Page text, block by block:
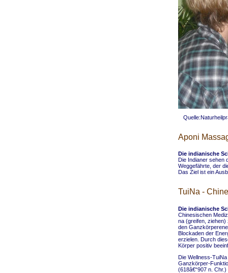
Aponi
Die indianische
Die Indianer sehen
Weggefährte, der
Das Ziel ist ein
TuiNa -
Die indianische
Chinesischen
na (greifen, ziehen)
den
Blockaden der
erzielen. Durch
Körper positiv
Die Wellness-
Ganzkörper-
(618â€“907 n.